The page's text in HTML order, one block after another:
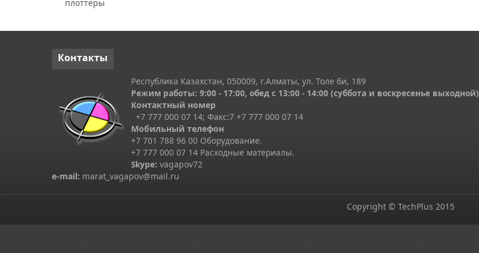
плоттеры
Контакты
Республика Казахстан, 050009, г.Алматы, ул. Толе би, 189
Режим работы: 9:00 - 17:00, обед с 13:00 - 14:00 (суббота и воскресенье выходной)
Контактный номер
+7 777 000 07 14; Факс:7 +7 777 000 07 14
Мобильный телефон
+7 701 788 96 00 Оборудование.
+7 777 000 07 14 Расходные материалы.
Skype: vagapov72
e-mail: marat_vagapov@mail.ru
Copyright © TechPlus 2015